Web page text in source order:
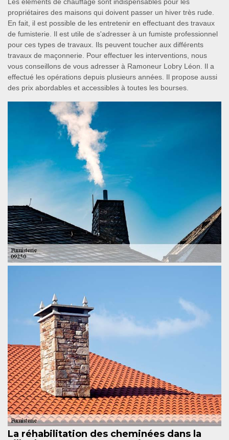
Les éléments de chauffage sont indispensables pour les
propriétaires des maisons qui doivent passer un hiver très rude.
En fait, il est possible de les entretenir en effectuant des travaux
de fumisterie. Il est utile de s'adresser à un fumiste professionnel
pour ces types de travaux. Ils peuvent toucher aux différents
travaux de maçonnerie. Pour effectuer les interventions, nous
vous conseillons de vous adresser à Ramoneur Lobry Léon. Il a
effectué les opérations depuis plusieurs années. Il propose aussi
des prix abordables et accessibles à toutes les bourses.
La réhabilitation des cheminées dans la